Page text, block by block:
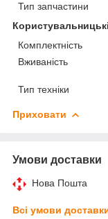
Тип запчастини
Комплектність
Вживаність
Тип техніки
Приховати
Умови доставки
Нова Пошта
Всі умови